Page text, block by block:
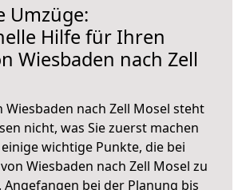
Umzüge:
Hilfe für Ihren
Wiesbaden nach Zell
nach Zell Mosel steht
nicht, was Sie zuerst machen
wichtige Punkte, die bei
Wiesbaden nach Zell Mosel zu
Angefangen bei der Planung bis